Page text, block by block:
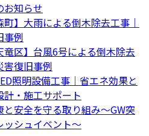
お知らせ
町】大雨による倒木除去工事｜
事例
竜区】台風6号による倒木除去
害復旧事例
照明設備工事｜省エネ効果と
・施工サポート
と安全を守る取り組み〜GW突
ッシュイベント〜